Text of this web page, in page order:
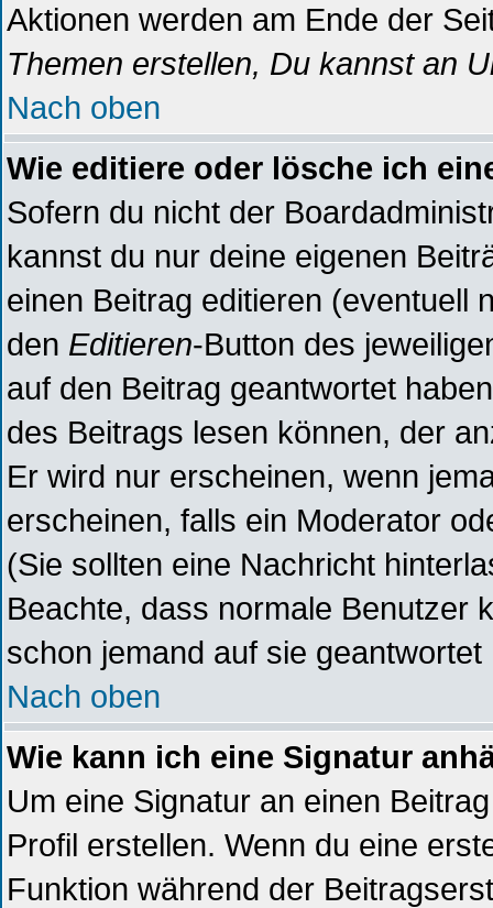
Aktionen werden am Ende der
Themen erstellen, Du kannst an
Nach oben
Wie editiere oder lösche ich
Sofern du nicht der
kannst du nur deine eigenen
einen Beitrag editieren (eventuell
den Editieren-Button des
auf den Beitrag geantwortet
des Beitrags lesen können, der
Er wird nur erscheinen, wenn
erscheinen, falls ein Moderator
(Sie sollten eine Nachricht
Beachte, dass normale Benutzer
schon jemand auf sie geantwortet
Nach oben
Wie kann ich eine Signatur
Um eine Signatur an einen
Profil erstellen. Wenn du eine
Funktion während der